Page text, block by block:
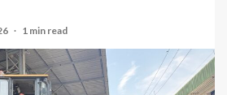
1 min read